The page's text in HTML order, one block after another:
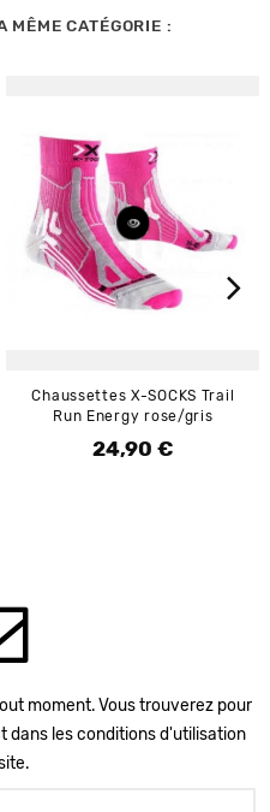
MÊME CATÉGORIE :
Chaussettes X-SOCKS Trail
Run Energy rose/gris
Prix
24,90 €
moment. Vous trouverez pour
dans les conditions d'utilisation